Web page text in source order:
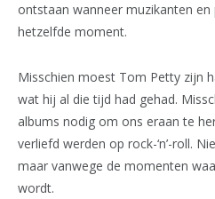
ontstaan wanneer muzikanten en
hetzelfde moment.
Misschien moest Tom Petty zijn
wat hij al die tijd had gehad.
albums nodig om ons eraan te
verliefd werden op rock-‘n’-roll.
maar vanwege de momenten
wordt.